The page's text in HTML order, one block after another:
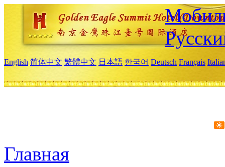
English 简体中文 繁體中文 日本語 한국어 Deutsch Français
Главная